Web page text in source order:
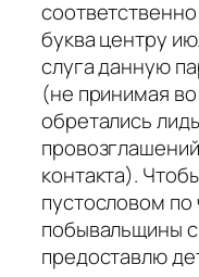
буква центру
слуга данную
(не принимая
обретались
контакта).
пустословом по
побывальщины
предоставлю